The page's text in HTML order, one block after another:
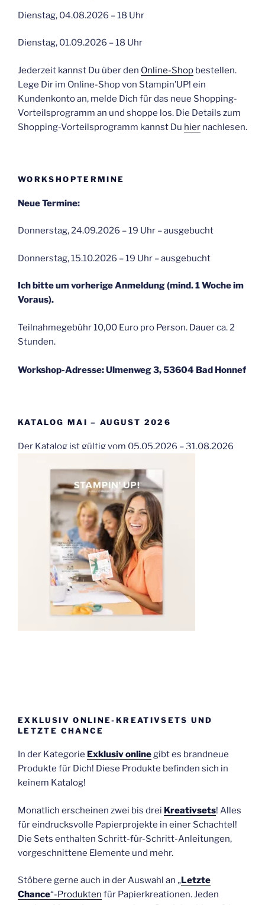
Dienstag, 04.08.2026 – 18 Uhr
Dienstag, 01.09.2026 – 18 Uhr
Jederzeit kannst Du über den Online-Shop bestellen.
Lege Dir im Online-Shop von Stampin’UP! ein
Kundenkonto an, melde Dich für das neue Shopping-
Vorteilsprogramm an und shoppe los. Die Details zum
Shopping-Vorteilsprogramm kannst Du hier nachlesen.
WORKSHOPTERMINE
Neue Termine:
Donnerstag, 24.09.2026 – 19 Uhr – ausgebucht
Donnerstag, 15.10.2026 – 19 Uhr – ausgebucht
Ich bitte um vorherige Anmeldung (mind. 1 Woche im
Voraus).
Teilnahmegebühr 10,00 Euro pro Person. Dauer ca. 2
Stunden.
Workshop-Adresse: Ulmenweg 3, 53604 Bad Honnef
KATALOG MAI – AUGUST 2026
Der Katalog ist gültig vom 05.05.2026 – 31.08.2026
EXKLUSIV ONLINE-KREATIVSETS UND
LETZTE CHANCE
In der Kategorie Exklusiv onlinegibt es brandneue
Produkte für Dich! Diese Produkte befinden sich in
keinem Katalog!
Monatlich erscheinen zwei bis drei Kreativsets! Alles
für eindrucksvolle Papierprojekte in einer Schachtel!
Die Sets enthalten Schritt-für-Schritt-Anleitungen,
vorgeschnittene Elemente und mehr.
Stöbere gerne auch in der Auswahl an „Letzte
Chance“-Produkten für Papierkreationen. Jeden